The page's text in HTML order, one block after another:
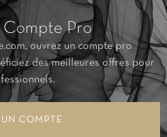
Pro
ouvrez un compte pro
des meilleures offres pour
COMPTE